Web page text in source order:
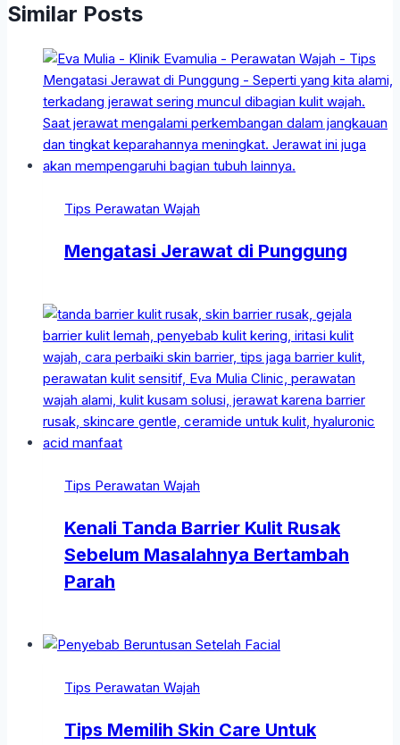
Similar Posts
Tips Perawatan Wajah
Mengatasi Jerawat di Punggung
Tips Perawatan Wajah
Kenali Tanda Barrier Kulit Rusak
Sebelum Masalahnya Bertambah
Parah
Tips Perawatan Wajah
Tips Memilih Skin Care Untuk